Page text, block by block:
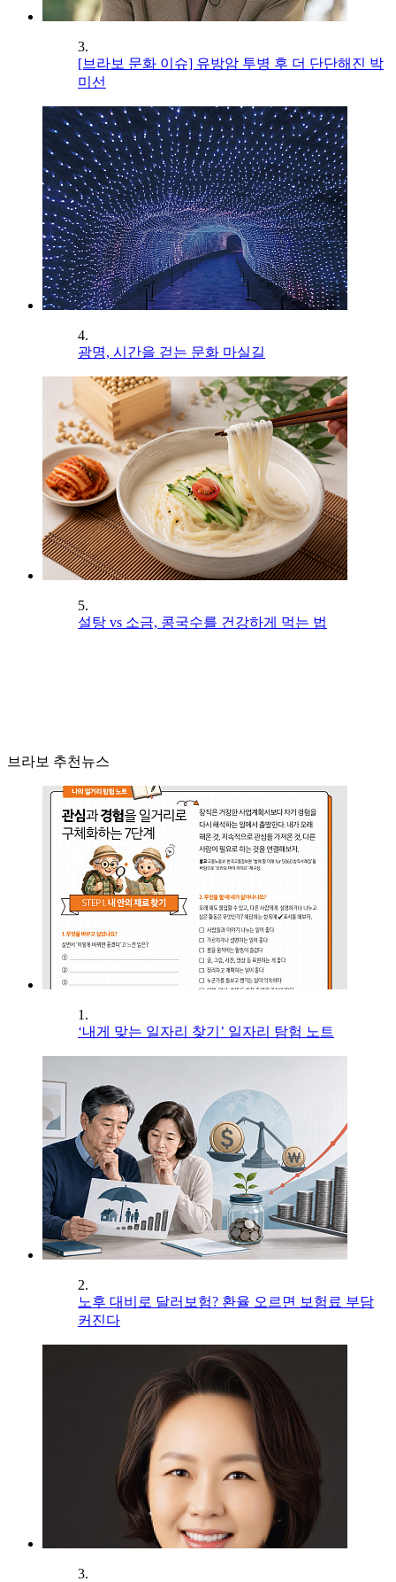
3.
[브라보 문화 이슈] 유방암 투병 후 더 단단해진 박
미선
4.
광명, 시간을 걷는 문화 마실길
5.
설탕 vs 소금, 콩국수를 건강하게 먹는 법
브라보 추천뉴스
1.
‘내게 맞는 일자리 찾기’ 일자리 탐험 노트
2.
노후 대비로 달러보험? 환율 오르면 보험료 부담
커진다
3.